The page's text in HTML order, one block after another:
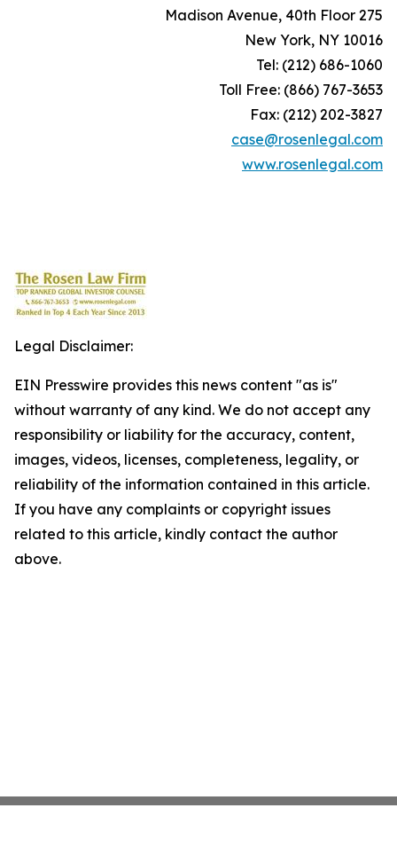
275 Madison Avenue, 40th Floor
New York, NY 10016
Tel: (212) 686-1060
Toll Free: (866) 767-3653
Fax: (212) 202-3827
case@rosenlegal.com
www.rosenlegal.com
Legal Disclaimer:
EIN Presswire provides this news content "as is"
without warranty of any kind. We do not accept any
responsibility or liability for the accuracy, content,
images, videos, licenses, completeness, legality, or
reliability of the information contained in this article.
If you have any complaints or copyright issues
related to this article, kindly contact the author
above.